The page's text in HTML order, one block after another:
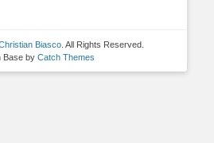
Biasco. All Rights Reserved.
Base by Catch Themes